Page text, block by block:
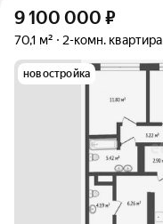
9 100 000 ₽
70,1 м² 2-комн. квартира
новостройка